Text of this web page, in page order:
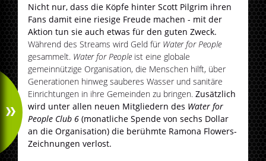
Nicht nur, dass die Köpfe hinter Scott Pilgrim ihren
Fans damit eine riesige Freude machen - mit der
Aktion tun sie auch etwas für den guten Zweck.
Während des Streams wird Geld für Water for People
gesammelt. Water for People ist eine globale
gemeinnützige Organisation, die Menschen hilft, über
Generationen hinweg sauberes Wasser und sanitäre
Einrichtungen in ihre Gemeinden zu bringen.Zusätzlich
wird unter allen neuen Mitgliedern des Water for
People Club 6 (monatliche Spende von sechs Dollar
an die Organisation) die berühmte Ramona Flowers-
Zeichnungen verlost.